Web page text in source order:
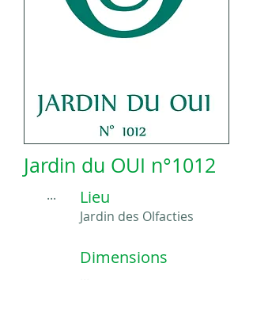
Jardin du OUI n°1012
... Lieu
Jardin des Olfacties
Dimensions